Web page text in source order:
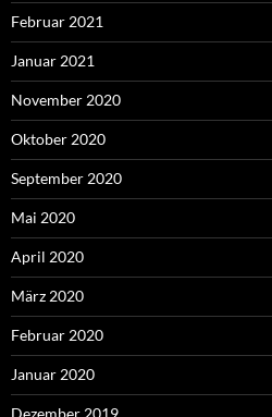
Februar 2021
Januar 2021
November 2020
Oktober 2020
September 2020
Mai 2020
April 2020
März 2020
Februar 2020
Januar 2020